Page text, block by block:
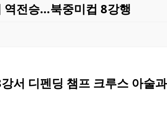
역전승…북중미컵 8강행
서 디펜딩 챔프 크루스 아술